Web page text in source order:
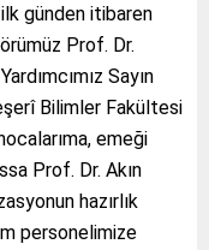
ilk günden itibaren
Prof. Dr.
Sayın
Bilimler Fakültesi
emeği
Prof. Dr. Akın
hazırlık
personelimize